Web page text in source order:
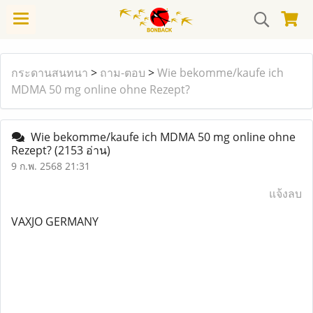
กระดานสนทนา > ถาม-ตอบ >Wie bekomme/kaufe ich
MDMA 50 mg online ohne Rezept?
Wie bekomme/kaufe ich MDMA 50 mg online ohne
Rezept?(2153 อ่าน)
9 ก.พ. 2568 21:31
แจ้งลบ
VAXJO GERMANY